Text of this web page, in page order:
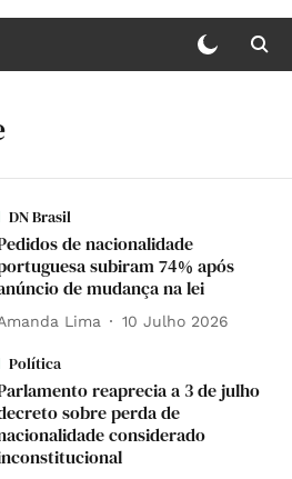
DN Brasil
de nacionalidade
subiram 74% após
de mudança na lei
Lima 10 Julho 2026
Política
reaprecia a 3 de julho
sobre perda de
considerado